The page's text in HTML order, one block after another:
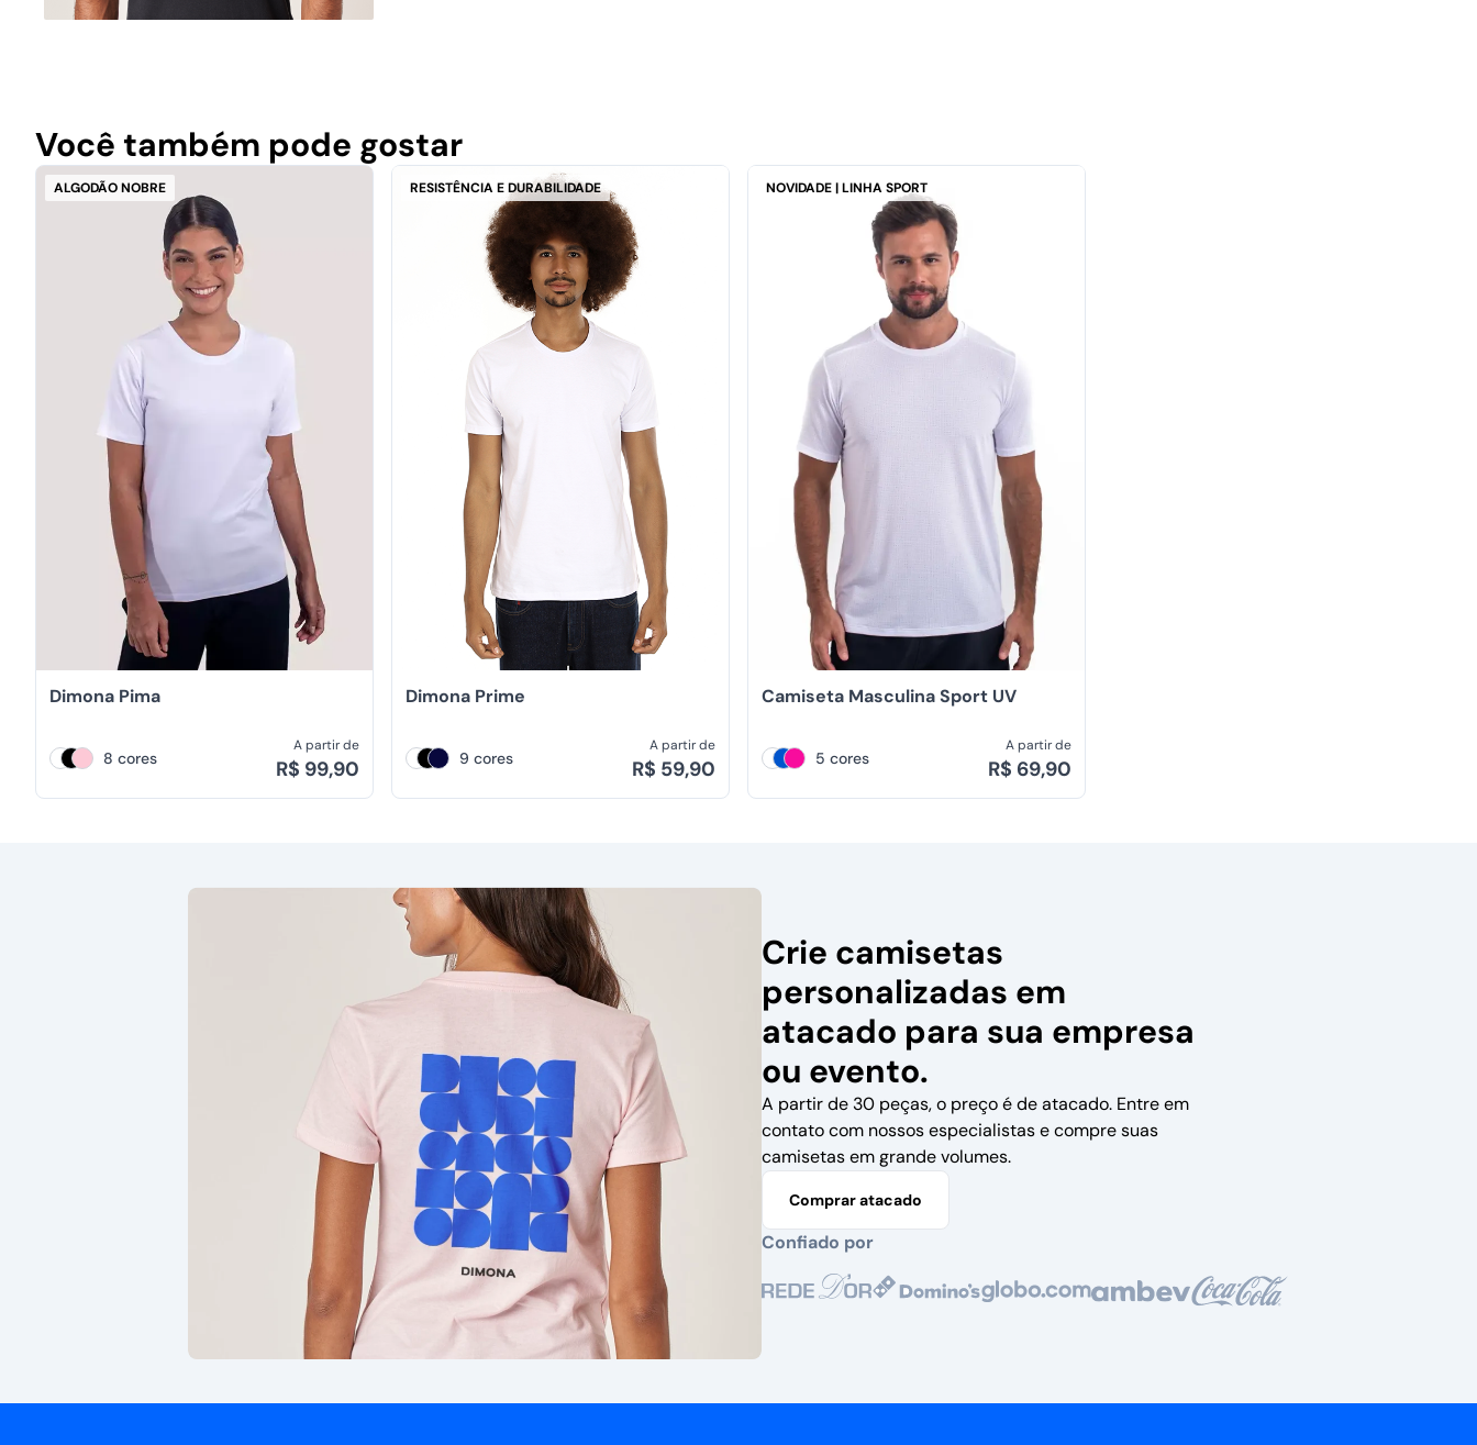
Você também pode gostar
ALGODÃO NOBRE
Dimona Pima
8 cores
A partir de
R$ 99,90
RESISTÊNCIA E DURABILIDADE
Dimona Prime
9 cores
A partir de
R$ 59,90
NOVIDADE | LINHA SPORT
Camiseta Masculina Sport UV
5 cores
A partir de
R$ 69,90
Crie camisetas
personalizadas em
atacado para sua empresa
ou evento.
A partir de 30 peças, o preço é de atacado. Entre em
contato com nossos especialistas e compre suas
camisetas em grande volumes.
Comprar atacado
Confiado por